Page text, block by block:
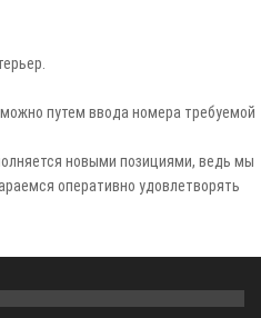
путем ввода номера требуемой
новыми позициями, ведь мы
оперативно удовлетворять